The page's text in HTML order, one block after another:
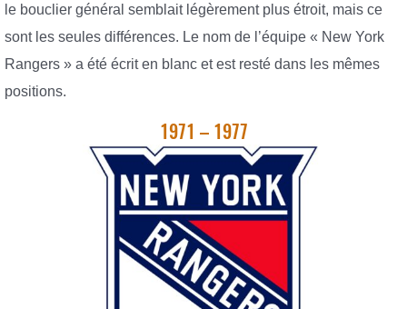
le bouclier général semblait légèrement plus étroit, mais ce
sont les seules différences. Le nom de l’équipe « New York
Rangers » a été écrit en blanc et est resté dans les mêmes
positions.
1971 – 1977